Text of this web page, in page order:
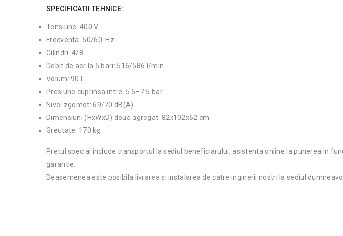
SPECIFICATII TEHNICE:
Tensiune: 400 V
Frecventa: 50/60 Hz
Cilindri: 4/8
Debit de aer la 5 bari: 516/586 l/min
Volum: 90 l
Presiune cuprinsa intre: 5.5–7.5 bar
Nivel zgomot: 69/70 dB(A)
Dimensiuni (HxWxD) doua agregat: 82x102x62 cm
Greutate: 170 kg
Pretul special include transportul la sediul beneficiarului, asistenta online la punerea in
garantie.
Deasemenea este posibila livrarea si instalarea de catre inginerii nostri la sediul